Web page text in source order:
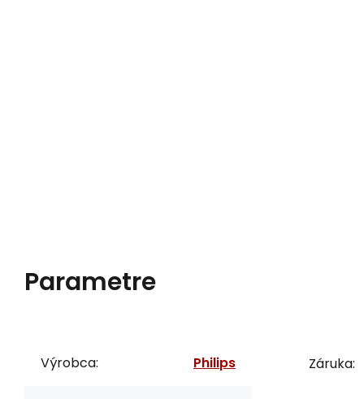
Parametre
Výrobca: Philips Záruka: